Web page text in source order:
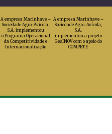
A empresa Marinhave –
Sociedade Agro-Avícola,
S.A.
implementou a projeto
GesINOV com o apoio do
COMPETE
A empresa Marinhave –
Sociedade Agro-Avícola,
S.A. implementou
o Programa Operacional
da Competitividade e
Internacionalização